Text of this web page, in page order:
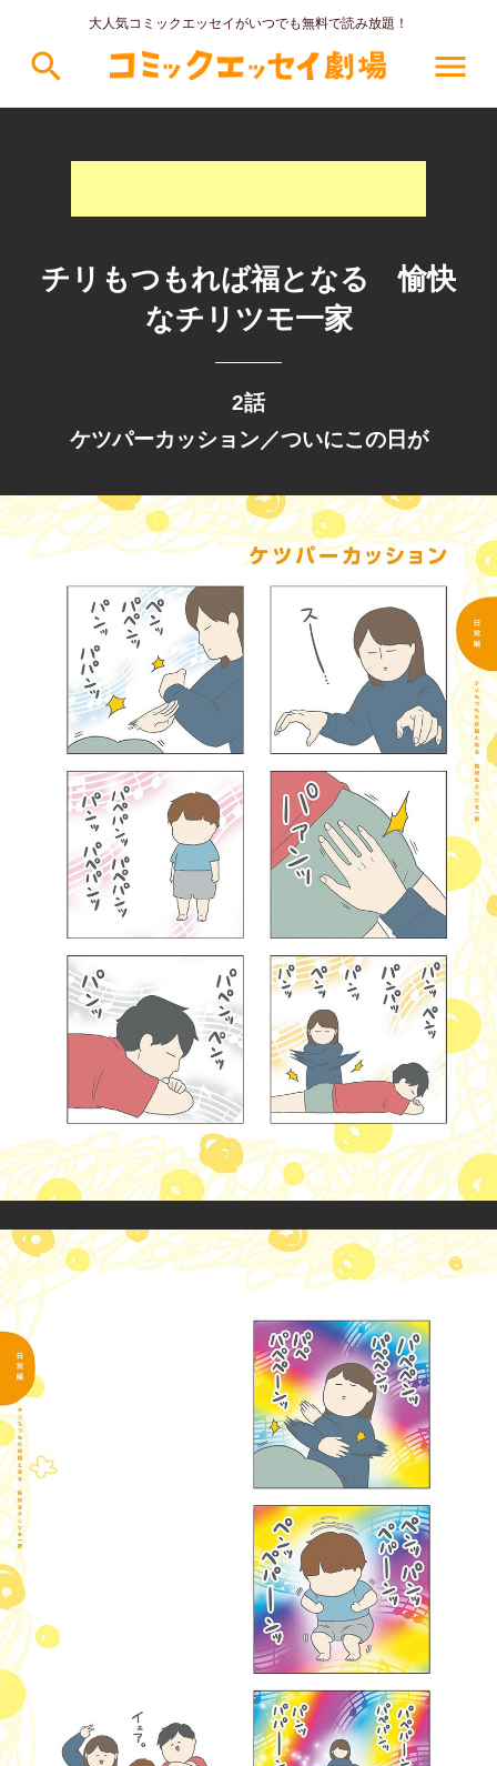
大人気コミックエッセイがいつでも無料で読み放題！
search menu
チリもつもれば福となる 愉快
なチリツモ一家
2話
ケツパーカッション／ついにこの日が